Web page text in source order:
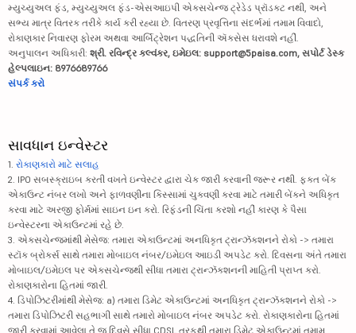
મ્યુચ્યુઅલ ફંડ, મ્યુચ્યુઅલ ફંડ-એસઆઇપી એક્સચેન્જ ટ્રેડેડ પ્રૉડક્ટ નથી, અને
સભ્ય માત્ર વિતરક તરીકે કાર્ય કરી રહ્યા છે. વિતરણ પ્રવૃત્તિના સંદર્ભમાં તમામ વિવાદો,
રોકાણકાર નિવારણ ફોરમ અથવા આર્બિટ્રેશન પદ્ધતિની ઍક્સેસ ધરાવશે નહીં.
અનુપાલન અધિકારી: શ્રી. રવિન્દ્ર કલ્વંકર, ઇમેઇલ: support@5paisa.com, સપોર્ટ ડેસ્ક
હેલ્પલાઇન: 8976689766
સંપર્ક કરો
સાવધાન ઇન્વેસ્ટર
1. રોકાણકારો માટે સલાહ
2. IPO સબસ્ક્રાઇબ કરતી વખતે ઇન્વેસ્ટર દ્વારા ચેક જારી કરવાની જરૂર નથી. ફક્ત બેંક
એકાઉન્ટ નંબર લખો અને ફાળવણીના કિસ્સામાં ચુકવણી કરવા માટે તમારી બેંકને અધિકૃત
કરવા માટે અરજી ફોર્મમાં સાઇન ઇન કરો. રિફંડની ચિંતા કરશો નહીં કારણ કે પૈસા
ઇન્વેસ્ટરના એકાઉન્ટમાં રહે છે.
3. એક્સચેન્જમાંથી મેસેજ: તમારા એકાઉન્ટમાં અનધિકૃત ટ્રાન્ઝૅક્શનને રોકો -> તમારા
સ્ટૉક બ્રોકર્સ સાથે તમારા મોબાઇલ નંબર/ઇમેઇલ આઇડી અપડેટ કરો. દિવસના અંતે તમારા
મોબાઇલ/ઇમેઇલ પર એક્સચેન્જથી સીધા તમારા ટ્રાન્ઝૅક્શનની માહિતી પ્રાપ્ત કરો.
રોકાણકારોના હિતમાં જારી.
4. ડિપોઝિટરીમાંથી મેસેજ: a) તમારા ડિમેટ એકાઉન્ટમાં અનધિકૃત ટ્રાન્ઝૅક્શનને રોકો ->
તમારા ડિપોઝિટરી સહભાગી સાથે તમારો મોબાઇલ નંબર અપડેટ કરો. રોકાણકારોના હિતમાં
જારી કરવામાં આવેલા તે જ દિવસે સીધા CDSL તરફથી તમારા ડિમેટ એકાઉન્ટમાં તમામ